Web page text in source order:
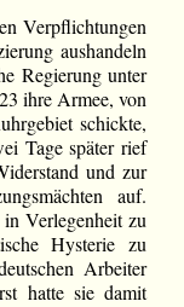
Verpflichtungen
aushandeln
Regierung unter
ihre Armee, von
schickte,
Tage später rief
und zur
auf.
Verlegenheit zu
Hysterie zu
Arbeiter
hatte sie damit